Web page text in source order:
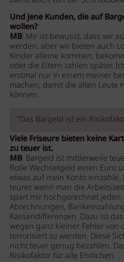
Und jene Kunden, die auf
wollen?
MB: Mir ist bewusst, dass wir
werden, aber wir bieten auch
Kinder alleine kommen,
oder die Eltern zahlen später.
erstmal nur in einem meiner
machen, damit die alten Leute
können.
"Das Bargeld ist ein
Viele Friseure bieten keine
zu teuer ist.
MB: Bargeld ist mittlerweile
Rolle Wechselgeld einen Euro
etwas auf mein Konto
teurer, wenn man die
spart mir hochgerechnet jeden
Abrechnungen,
Kassendifferenzen. Dazu ist
wegen ganz kleiner Fehler von
terrorisiert zu werden. Diese
nicht teuer genug bezahlen.
Risikofaktor für alle Ehrlichen.